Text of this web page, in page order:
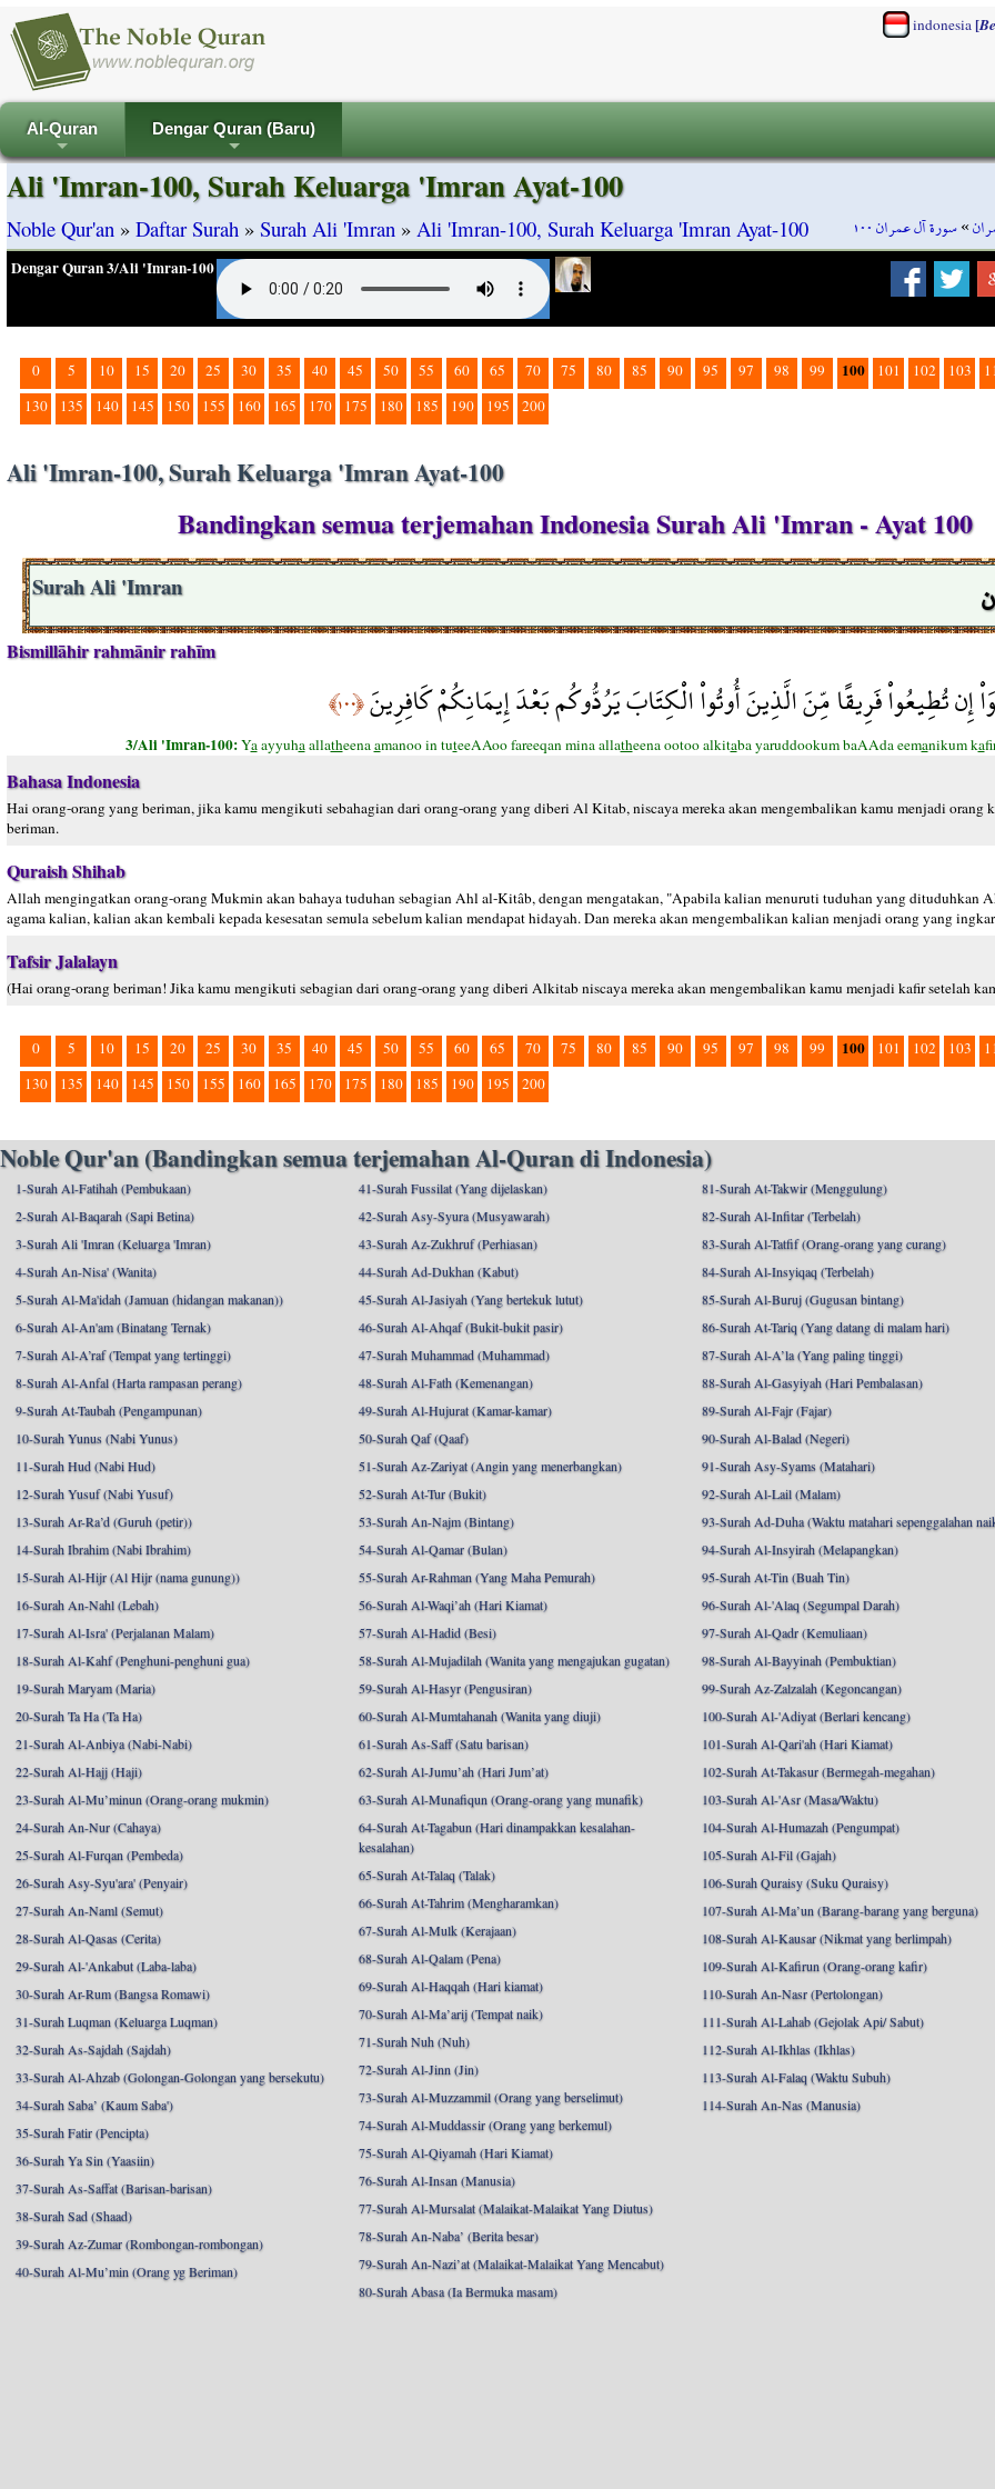
indonesia[
+
Al-Quran
+
Dengar Quran (Baru)
»سورة آل عمران ١٠٠
Ali 'Imran-100, Surah Keluarga 'Imran Ayat-100
Noble Qur'an » Daftar Surah » Surah Ali 'Imran » Ali 'Imran-100, Surah Keluarga 'Imran Ayat-100
Dengar Quran 3/Ali 'Imran-100
0 5 10 15 20 25 30 35 40 45 50 55 60 65 70 75 80 85 90 95 97 98 99 100 101 102 103
130
135 140 145 150 155 160 165 170 175 180 185 190 195 200
Ali 'Imran-100, Surah Keluarga 'Imran Ayat-100
Bandingkan semua terjemahan Indonesia Surah Ali 'Imran - Ayat 100
Surah Ali 'Imran
Bismillāhir rahmānir rahīm
إِن تُطِيعُواْ فَرِيقًا مِّنَ الَّذِينَ أُوتُواْ الْكِتَابَ يَرُدُّوكُم بَعْدَ إِيمَانِكُمْ كَافِرِينَ﴿١٠٠﴾
3/Ali 'Imran-100:Yaayyuhaallatheenaamanoo in tuteeAAoo fareeqan mina allatheena ootoo alkitaba yaruddookum baAAda eemanikum ka
Bahasa Indonesia
Hai orang-orang yang beriman, jika kamu mengikuti sebahagian dari orang-orang yang diberi Al Kitab, niscaya mereka akan mengembalikan kamu menjadi orang
beriman.
Quraish Shihab
Allah mengingatkan orang-orang Mukmin akan bahaya tuduhan sebagian Ahl al-Kitâb, dengan mengatakan, "Apabila kalian menuruti tuduhan yang dituduhkan
agama kalian, kalian akan kembali kepada kesesatan semula sebelum kalian mendapat hidayah. Dan mereka akan mengembalikan kalian menjadi orang yang
Tafsir Jalalayn
(Hai orang-orang beriman! Jika kamu mengikuti sebagian dari orang-orang yang diberi Alkitab niscaya mereka akan mengembalikan kamu menjadi kafir setelah
0 5 10 15 20 25 30 35 40 45 50 55 60 65 70 75 80 85 90 95 97 98 99 100 101 102 103
130
135 140 145 150 155 160 165 170 175 180 185 190 195 200
Noble Qur'an (Bandingkan semua terjemahan Al-Quran di Indonesia)
1-Surah Al-Fatihah (Pembukaan)
2-Surah Al-Baqarah (Sapi Betina)
3-Surah Ali 'Imran (Keluarga 'Imran)
4-Surah An-Nisa' (Wanita)
5-Surah Al-Ma'idah (Jamuan (hidangan makanan))
6-Surah Al-An'am (Binatang Ternak)
7-Surah Al-A’raf (Tempat yang tertinggi)
8-Surah Al-Anfal (Harta rampasan perang)
9-Surah At-Taubah (Pengampunan)
10-Surah Yunus (Nabi Yunus)
11-Surah Hud (Nabi Hud)
12-Surah Yusuf (Nabi Yusuf)
13-Surah Ar-Ra’d (Guruh (petir))
14-Surah Ibrahim (Nabi Ibrahim)
15-Surah Al-Hijr (Al Hijr (nama gunung))
16-Surah An-Nahl (Lebah)
17-Surah Al-Isra' (Perjalanan Malam)
18-Surah Al-Kahf (Penghuni-penghuni gua)
19-Surah Maryam (Maria)
20-Surah Ta Ha (Ta Ha)
21-Surah Al-Anbiya (Nabi-Nabi)
22-Surah Al-Hajj (Haji)
23-Surah Al-Mu’minun (Orang-orang mukmin)
24-Surah An-Nur (Cahaya)
25-Surah Al-Furqan (Pembeda)
26-Surah Asy-Syu'ara' (Penyair)
27-Surah An-Naml (Semut)
28-Surah Al-Qasas (Cerita)
29-Surah Al-'Ankabut (Laba-laba)
30-Surah Ar-Rum (Bangsa Romawi)
31-Surah Luqman (Keluarga Luqman)
32-Surah As-Sajdah (Sajdah)
33-Surah Al-Ahzab (Golongan-Golongan yang bersekutu)
34-Surah Saba’ (Kaum Saba')
35-Surah Fatir (Pencipta)
36-Surah Ya Sin (Yaasiin)
37-Surah As-Saffat (Barisan-barisan)
38-Surah Sad (Shaad)
39-Surah Az-Zumar (Rombongan-rombongan)
40-Surah Al-Mu’min (Orang yg Beriman)
41-Surah Fussilat (Yang dijelaskan)
42-Surah Asy-Syura (Musyawarah)
43-Surah Az-Zukhruf (Perhiasan)
44-Surah Ad-Dukhan (Kabut)
45-Surah Al-Jasiyah (Yang bertekuk lutut)
46-Surah Al-Ahqaf (Bukit-bukit pasir)
47-Surah Muhammad (Muhammad)
48-Surah Al-Fath (Kemenangan)
49-Surah Al-Hujurat (Kamar-kamar)
50-Surah Qaf (Qaaf)
51-Surah Az-Zariyat (Angin yang menerbangkan)
52-Surah At-Tur (Bukit)
53-Surah An-Najm (Bintang)
54-Surah Al-Qamar (Bulan)
55-Surah Ar-Rahman (Yang Maha Pemurah)
56-Surah Al-Waqi’ah (Hari Kiamat)
57-Surah Al-Hadid (Besi)
58-Surah Al-Mujadilah (Wanita yang mengajukan gugatan)
59-Surah Al-Hasyr (Pengusiran)
60-Surah Al-Mumtahanah (Wanita yang diuji)
61-Surah As-Saff (Satu barisan)
62-Surah Al-Jumu’ah (Hari Jum’at)
63-Surah Al-Munafiqun (Orang-orang yang munafik)
64-Surah At-Tagabun (Hari dinampakkan kesalahan-
kesalahan)
65-Surah At-Talaq (Talak)
66-Surah At-Tahrim (Mengharamkan)
67-Surah Al-Mulk (Kerajaan)
68-Surah Al-Qalam (Pena)
69-Surah Al-Haqqah (Hari kiamat)
70-Surah Al-Ma’arij (Tempat naik)
71-Surah Nuh (Nuh)
72-Surah Al-Jinn (Jin)
73-Surah Al-Muzzammil (Orang yang berselimut)
74-Surah Al-Muddassir (Orang yang berkemul)
75-Surah Al-Qiyamah (Hari Kiamat)
76-Surah Al-Insan (Manusia)
77-Surah Al-Mursalat (Malaikat-Malaikat Yang Diutus)
78-Surah An-Naba’ (Berita besar)
79-Surah An-Nazi’at (Malaikat-Malaikat Yang Mencabut)
80-Surah Abasa (Ia Bermuka masam)
81-Surah At-Takwir (Menggulung)
82-Surah Al-Infitar (Terbelah)
83-Surah Al-Tatfif (Orang-orang yang curang)
84-Surah Al-Insyiqaq (Terbelah)
85-Surah Al-Buruj (Gugusan bintang)
86-Surah At-Tariq (Yang datang di malam hari)
87-Surah Al-A’la (Yang paling tinggi)
88-Surah Al-Gasyiyah (Hari Pembalasan)
89-Surah Al-Fajr (Fajar)
90-Surah Al-Balad (Negeri)
91-Surah Asy-Syams (Matahari)
92-Surah Al-Lail (Malam)
93-Surah Ad-Duha (Waktu matahari sepenggalahan
94-Surah Al-Insyirah (Melapangkan)
95-Surah At-Tin (Buah Tin)
96-Surah Al-'Alaq (Segumpal Darah)
97-Surah Al-Qadr (Kemuliaan)
98-Surah Al-Bayyinah (Pembuktian)
99-Surah Az-Zalzalah (Kegoncangan)
100-Surah Al-'Adiyat (Berlari kencang)
101-Surah Al-Qari'ah (Hari Kiamat)
102-Surah At-Takasur (Bermegah-megahan)
103-Surah Al-'Asr (Masa/Waktu)
104-Surah Al-Humazah (Pengumpat)
105-Surah Al-Fil (Gajah)
106-Surah Quraisy (Suku Quraisy)
107-Surah Al-Ma’un (Barang-barang yang berguna)
108-Surah Al-Kausar (Nikmat yang berlimpah)
109-Surah Al-Kafirun (Orang-orang kafir)
110-Surah An-Nasr (Pertolongan)
111-Surah Al-Lahab (Gejolak Api/ Sabut)
112-Surah Al-Ikhlas (Ikhlas)
113-Surah Al-Falaq (Waktu Subuh)
114-Surah An-Nas (Manusia)